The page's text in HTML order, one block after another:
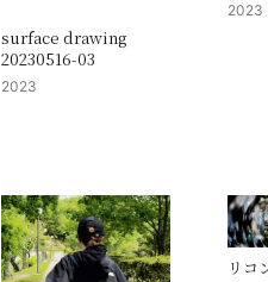
surface drawing
20230516-03
2023
2023
リコ